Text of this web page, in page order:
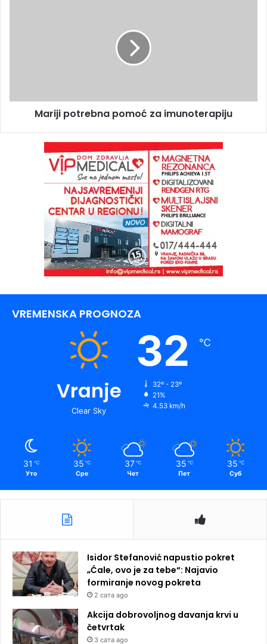
Mariji potrebna pomoć za imunoterapiju
VREMENSKA PROGNOZA
Vranje
Clear Sky
32 ℃
32º - 23º
21%
4.53 km/h
31 ℃
Уто
35 ℃
Сре
37 ℃
Чет
35 ℃
Пет
35 ℃
Суб
Isidor Stefanović napustio pokret
„Ćale, ovo je za tebe“: Najavio
formiranje novog pokreta
2 сата ago
Akcija dobrovoljnog davanja krvi u
četvrtak
3 сата ago